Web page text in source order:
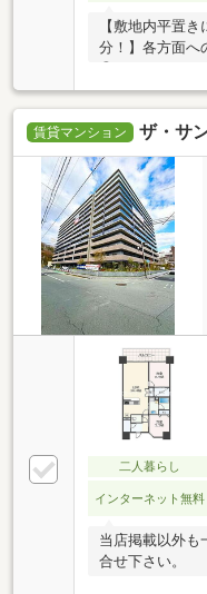
【敷地内平置
分！】各方面へ
賃貸マンション ザ・サ
二人暮らし
インターネット無料
当店掲載以外も
合せ下さい。